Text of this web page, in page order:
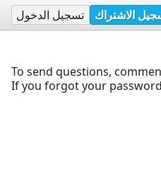
الاشتراك تسجيل الدخول
To send questions,
If you forgot your